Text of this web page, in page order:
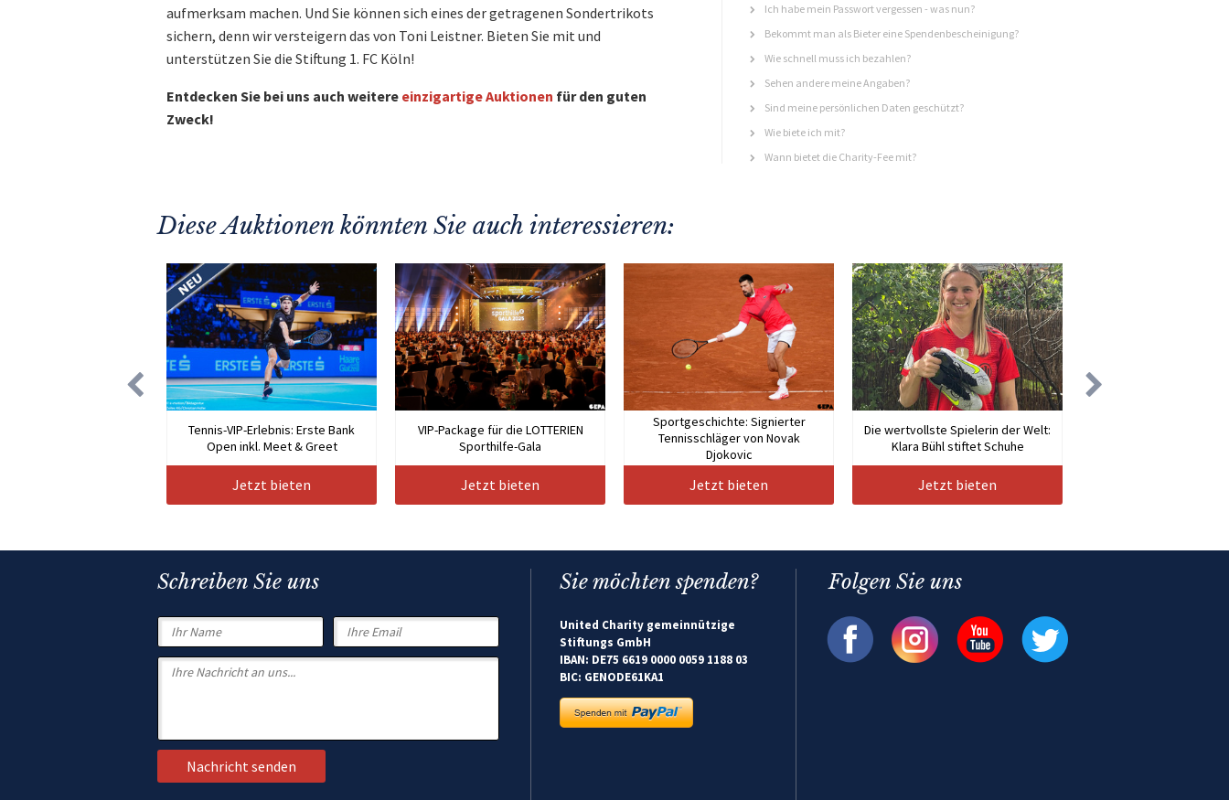
aufmerksam machen. Und Sie können sich eines der getragenen Sondertrikots
sichern, denn wir versteigern das von Toni Leistner. Bieten Sie mit und
unterstützen Sie die Stiftung 1. FC Köln!
Entdecken Sie bei uns auch weitere einzigartige Auktionen für den guten
Zweck!
Ich habe mein Passwort vergessen - was nun?
Bekommt man als Bieter eine Spendenbescheinigung?
Wie schnell muss ich bezahlen?
Sehen andere meine Angaben?
Sind meine persönlichen Daten geschützt?
Wie biete ich mit?
Wann bietet die Charity-Fee mit?
Diese Auktionen könnten Sie auch interessieren:
Tennis-VIP-Erlebnis: Erste Bank
Open inkl. Meet & Greet
Jetzt bieten
VIP-Package für die LOTTERIEN
Sporthilfe-Gala
Jetzt bieten
Sportgeschichte: Signierter
Tennisschläger von Novak
Djokovic
Jetzt bieten
Die wertvollste Spielerin der Welt:
Klara Bühl stiftet Schuhe
Jetzt bieten
Schreiben Sie uns Sie möchten spenden?
United Charity gemeinnützige
Stiftungs GmbH
IBAN: DE75 6619 0000 0059 1188 03
BIC: GENODE61KA1
Folgen Sie uns